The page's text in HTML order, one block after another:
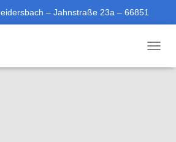
– Jahnstraße 23a – 66851
O